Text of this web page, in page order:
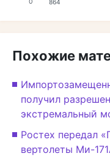
0 864
Похожие
получил
экстремальный
Ростех передал
вертолеты Ми-